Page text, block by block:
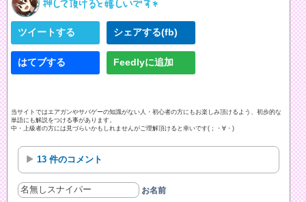
ツイートする シェアする(fb)
はてブする Feedlyに追加
当サイトではエアガンやサバゲーの知識がない人・初心者の方にもお楽しみ頂けるよう、初歩的な
単語にも解説をつける事があります。
中・上級者の方には見づらいかもしれませんがご理解頂けると幸いです(；・∀・)
13 件のコメント
お名前